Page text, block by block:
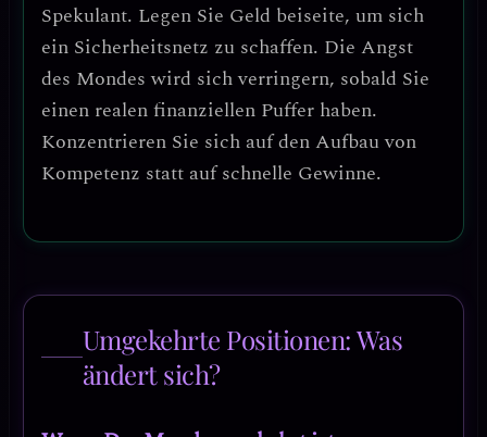
Spekulant. Legen Sie Geld beiseite, um sich
ein Sicherheitsnetz zu schaffen. Die Angst
des Mondes wird sich verringern, sobald Sie
einen realen finanziellen Puffer haben.
Konzentrieren Sie sich auf den Aufbau von
Kompetenz statt auf schnelle Gewinne.
Umgekehrte Positionen: Was
ändert sich?